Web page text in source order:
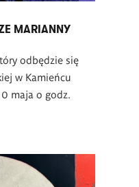
MARIANNY
odbędzie się
w Kamieńcu
maja o godz.